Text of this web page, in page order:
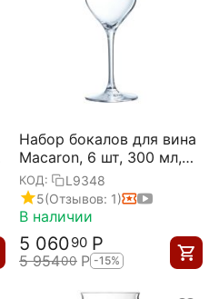
Набор бокалов для вина
Macaron, 6 шт, 300 мл,
D81 мм, H195 мм,
хрустальное стекло,
Chef&Sommelier
КОД:
L9348
5(Отзывов: 1)
В наличии
5 06090 Р
5 95400 Р -15%